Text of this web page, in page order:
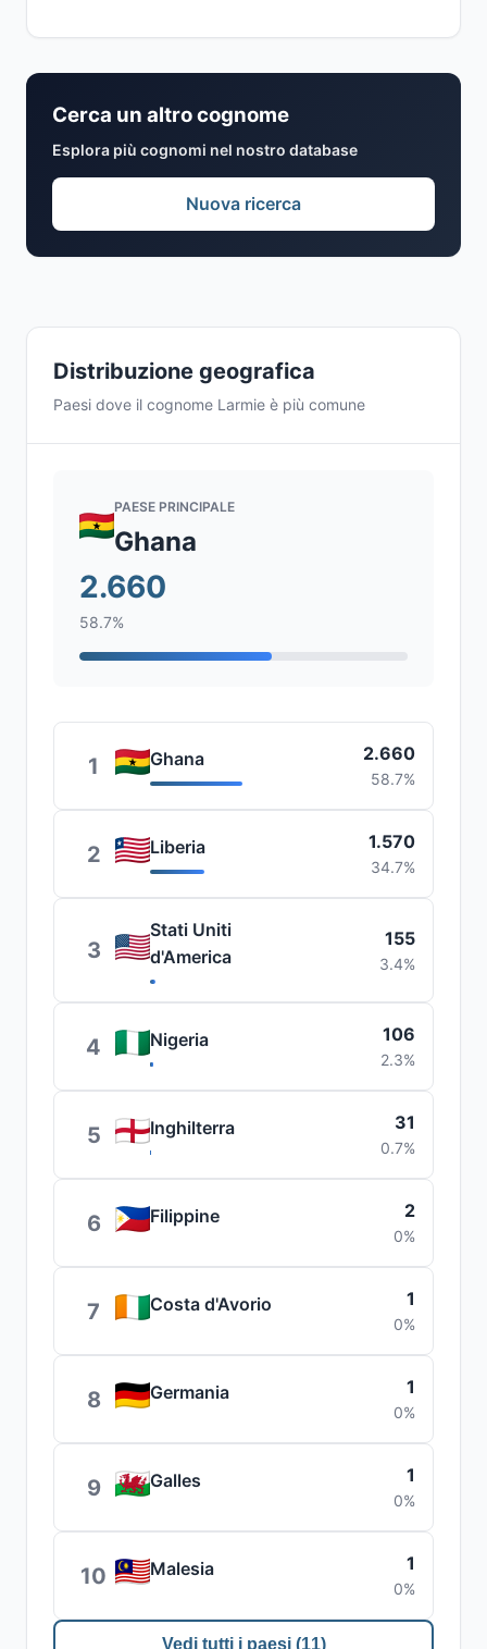
Distribuzione geografica
Paesi dove il cognome Larmie è più comune
PAESE PRINCIPALE
Ghana
2.660
58.7%
1 Ghana 2.660
58.7%
2 Liberia 1.570
34.7%
3
Stati Uniti
d'America
155
3.4%
4 Nigeria 106
2.3%
5 Inghilterra 31
0.7%
6 Filippine 2
0%
7 Costa d'Avorio 1
0%
8 Germania 1
0%
9 Galles 1
0%
10 Malesia 1
0%
Vedi tutti i paesi (11)
Cerca un altro cognome
Esplora più cognomi nel nostro database
Nuova ricerca